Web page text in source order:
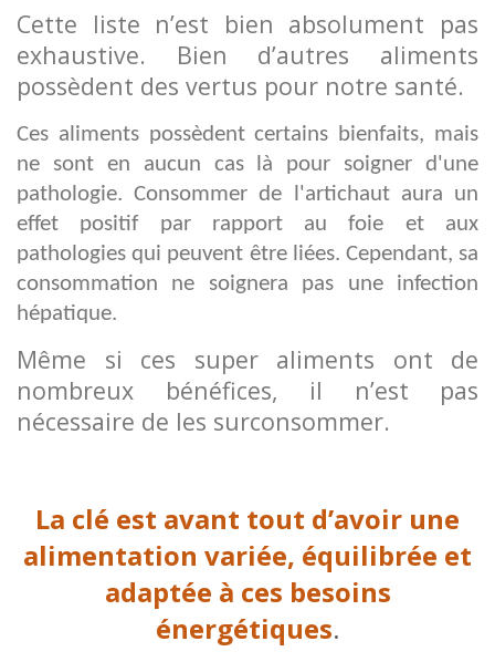
Cette liste n’est bien absolument pas
exhaustive. Bien d’autres aliments
possèdent des vertus pour notre santé.
Ces aliments possèdent certains bienfaits, mais
ne sont en aucun cas là pour soigner d'une
pathologie. Consommer de l'artichaut aura un
effet positif par rapport au foie et aux
pathologies qui peuvent être liées. Cependant, sa
consommation ne soignera pas une infection
hépatique.
Même si ces super aliments ont de
nombreux bénéfices, il n’est pas
nécessaire de les surconsommer.
La clé est avant tout d’avoir une
alimentation variée, équilibrée et
adaptée à ces besoins
énergétiques.